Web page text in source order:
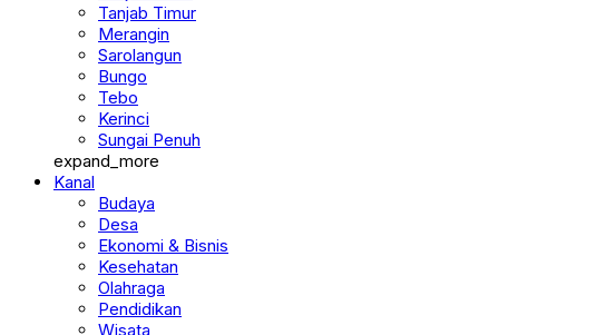
Tanjab Timur
Merangin
Sarolangun
Bungo
Tebo
Kerinci
Sungai Penuh
expand_more
Kanal
Budaya
Desa
Ekonomi & Bisnis
Kesehatan
Olahraga
Pendidikan
Wisata